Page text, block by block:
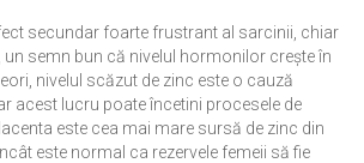
secundar foarte frustrant al sarcinii, chiar
un semn bun că nivelul hormonilor crește în
nivelul scăzut de zinc este o cauză
acest lucru poate încetini procesele de
este cea mai mare sursă de zinc din
este normal ca rezervele femeii să fie